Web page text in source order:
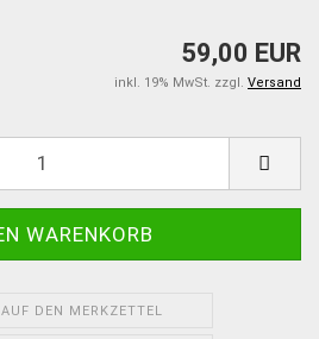
59,00 EUR
inkl. 19% MwSt. zzgl. Versand
AUF DEN MERKZETTEL